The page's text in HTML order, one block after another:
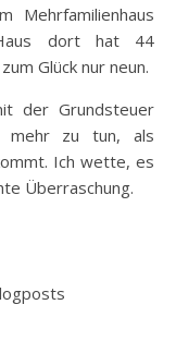
Mehrfamilienhaus
dort hat 44
Glück nur neun.
der Grundsteuer
mehr zu tun, als
Ich wette, es
Überraschung.